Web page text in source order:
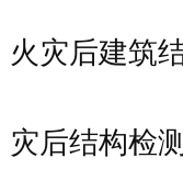
火灾后建筑
灾后结构检